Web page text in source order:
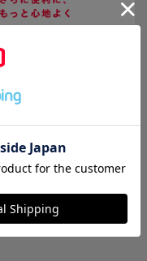
らせ
る配送遅延・集荷停止につ